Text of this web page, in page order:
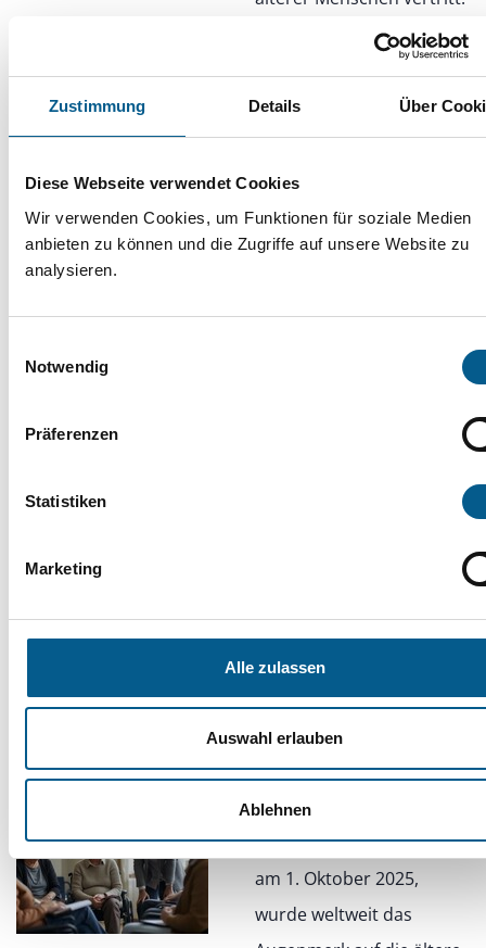
Zustimmung Details Über
Diese Webseite verwendet Cookies
Wir verwenden Cookies, um Funktionen für soziale Medien
anbieten zu können und die Zugriffe auf unsere Website zu
analysieren.
Notwendig
Präferenzen
Statistiken
Marketing
Alle zulassen
Auswahl erlauben
Ablehnen
Wege aus der Einsamkeit –
Engagement, das verbindet
13.11.2025
mehr Menschen – in allen
für Prävention nutzen – Beratung
ausbauen
10.11.2025
Am internationalen Tag
der älteren Generation,
am 1. Oktober 2025,
wurde weltweit das